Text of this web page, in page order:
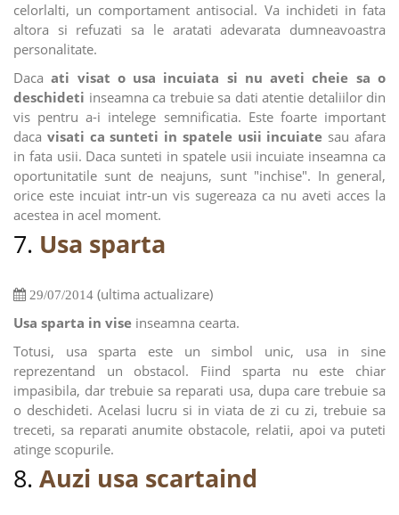
celorlalti, un comportament antisocial. Va inchideti in fata
altora si refuzati sa le aratati adevarata dumneavoastra
personalitate.
Dacaati visat o usa incuiata si nu aveti cheie sa o
deschideti inseamna ca trebuie sa dati atentie detaliilor din
vis pentru a-i intelege semnificatia. Este foarte important
daca visati ca sunteti in spatele usii incuiate sau afara
in fata usii. Daca sunteti in spatele usii incuiate inseamna ca
oportunitatile sunt de neajuns, sunt "inchise". In general,
orice este incuiat intr-un vis sugereaza ca nu aveti acces la
acestea in acel moment.
7. Usa sparta
29/07/2014 (ultima actualizare)
Usa sparta in vise inseamna cearta.
Totusi, usa sparta este un simbol unic, usa in sine
reprezentand un obstacol. Fiind sparta nu este chiar
impasibila, dar trebuie sa reparati usa, dupa care trebuie sa
o deschideti. Acelasi lucru si in viata de zi cu zi, trebuie sa
treceti, sa reparati anumite obstacole, relatii, apoi va puteti
atinge scopurile.
8. Auzi usa scartaind